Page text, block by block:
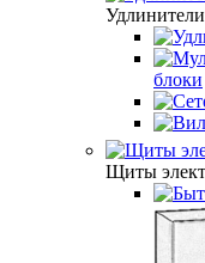
блоки
Щиты